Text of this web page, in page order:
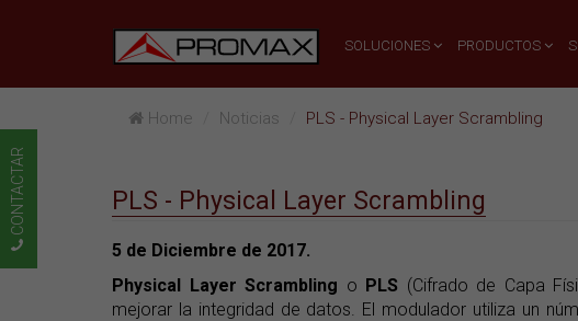
SOLUCIONES PRODUCTOS
Home Noticias PLS - Physical Layer Scrambling
PLS - Physical Layer Scrambling
5 de Diciembre de 2017.
Physical Layer Scrambling o PLS (Cifrado de Capa
mejorar la integridad de datos. El modulador utiliza un
CONTACTAR